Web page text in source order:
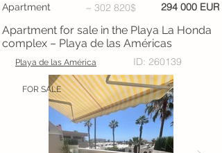
Apartment ~ 302 820$ 294 000 EUR
Apartment for sale in the Playa La Honda
complex – Playa de las Américas
Playa de las América ID: 260139
FOR SALE